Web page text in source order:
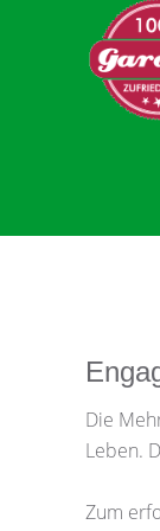
Die
Leben.
Zum